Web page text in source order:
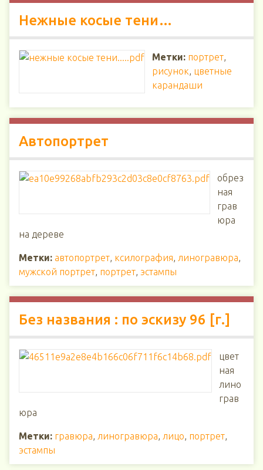
Нежные косые тени…
Метки: портрет,
рисунок, цветные
карандаши
Автопортрет
обрез
ная
грав
юра
на дереве
Метки: автопортрет, ксилография, линогравюра,
мужской портрет, портрет, эстампы
Без названия : по эскизу 96 [г.]
цвет
ная
лино
грав
юра
Метки: гравюра, линогравюра, лицо, портрет,
эстампы